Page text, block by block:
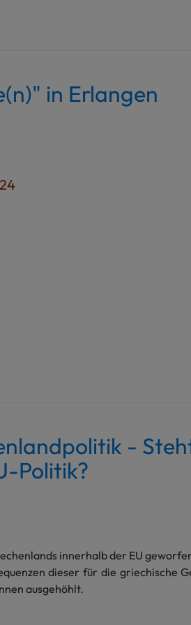
in Erlangen
-
Politik?
innerhalb der EU
dieser für die griechische
ausgehöhlt.